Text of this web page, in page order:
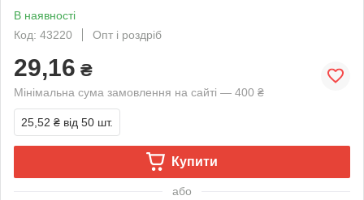
В наявності
Код: 43220
Опт і роздріб
29,16 ₴
Мінімальна сума замовлення на сайті — 400 ₴
25,52 ₴ від 50 шт.
Купити
або